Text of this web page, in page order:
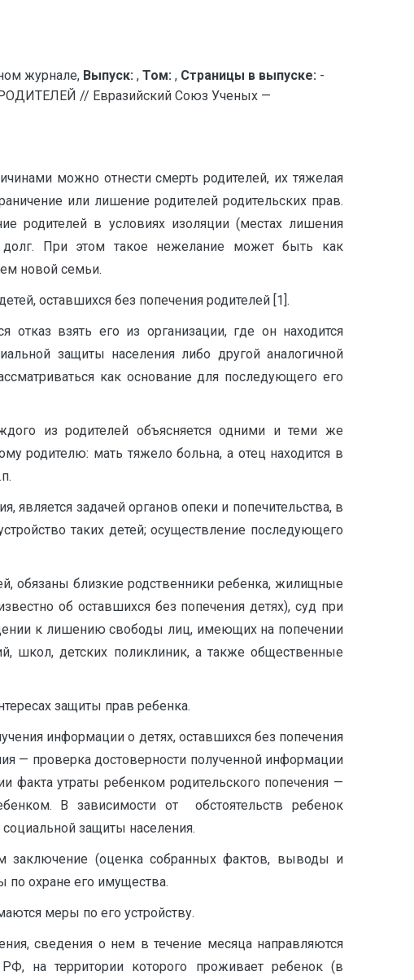
журнале, Выпуск: , Том: , Страницы в выпуске: -
// Евразийский Союз Ученых —
можно отнести смерть родителей, их тяжелая
или лишение родителей родительских прав.
родителей в условиях изоляции (местах лишения
долг. При этом такое нежелание может быть как
новой семьи.
оставшихся без попечения родителей [1].
взять его из организации, где он находится
защиты населения либо другой аналогичной
как основание для последующего его
из родителей объясняется одними и теми же
родителю: мать тяжело больна, а отец находится в
является задачей органов опеки и попечительства, в
таких детей; осуществление последующего
обязаны близкие родственники ребенка, жилищные
об оставшихся без попечения детях), суд при
к лишению свободы лиц, имеющих на попечении
школ, детских поликлиник, а также общественные
защиты прав ребенка.
информации о детях, оставшихся без попечения
— проверка достоверности полученной информации
факта утраты ребенком родительского попечения —
В зависимости от обстоятельств ребенок
защиты населения.
заключение (оценка собранных фактов, выводы и
охране его имущества.
меры по его устройству.
сведения о нем в течение месяца направляются
на территории которого проживает ребенок (в